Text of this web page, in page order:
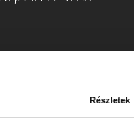
Részletek
440